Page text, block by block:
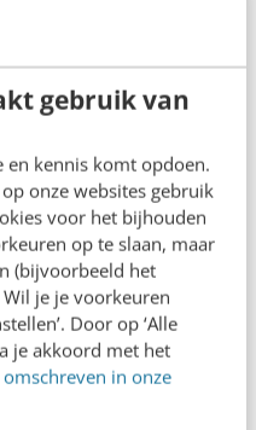
gebruik van
en kennis komt opdoen.
onze websites gebruik
voor het bijhouden
op te slaan, maar
(bijvoorbeeld het
je je voorkeuren
Door op ‘Alle
je akkoord met het
omschreven in onze